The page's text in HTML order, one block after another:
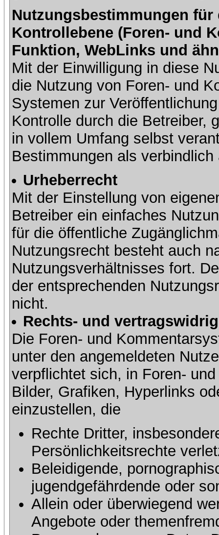
Nutzungsbestimmungen
Kontrollebene (Foren- und
Funktion, WebLinks und
Mit der Einwilligung in diese
die Nutzung von Foren- und
Systemen zur
Kontrolle durch die Betreiber,
in vollem Umfang selbst
Bestimmungen als verbindlich
Urheberrecht
Mit der Einstellung von
Betreiber ein einfaches
für die öffentliche
Nutzungsrecht besteht auch
Nutzungsverhältnisses fort.
der entsprechenden
nicht.
Rechts- und
Die Foren- und
unter den angemeldeten
verpflichtet sich, in Foren-
Bilder, Grafiken, Hyperlinks
einzustellen, die
Rechte Dritter,
Persönlichkeitsrechte
Beleidigende,
jugendgefährdende oder
Allein oder überwiegend
Angebote oder